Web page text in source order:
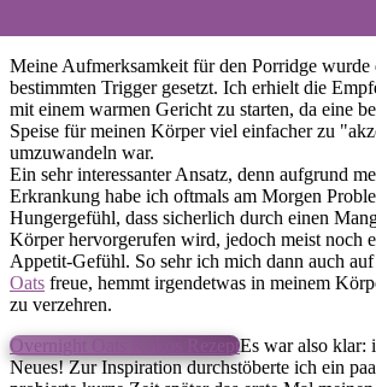
Meine Aufmerksamkeit für den Porridge wurde
bestimmten Trigger gesetzt. Ich erhielt die
mit einem warmen Gericht zu starten, da eine
Speise für meinen Körper viel einfacher zu
umzuwandeln war.
Ein sehr interessanter Ansatz, denn aufgrund
Erkrankung habe ich oftmals am Morgen
Hungergefühl, dass sicherlich durch einen
Körper hervorgerufen wird, jedoch meist noch
Appetit-Gefühl. So sehr ich mich dann auch
Oats freue, hemmt irgendetwas in meinem
zu verzehren.
Overnight Oats Kokos RezeptEs war also klar:
Neues! Zur Inspiration durchstöberte ich ein